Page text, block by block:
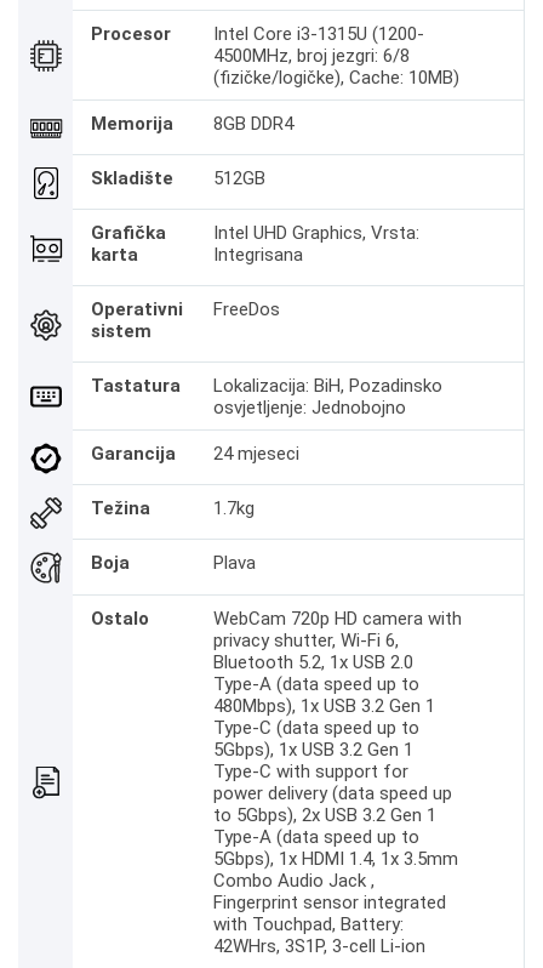
Procesor
Intel Core i3-1315U (1200-
4500MHz, broj jezgri: 6/8
(fizičke/logičke), Cache: 10MB)
Memorija 8GB DDR4
Skladište 512GB
Grafička
karta
Intel UHD Graphics, Vrsta:
Integrisana
Operativni
sistem
FreeDos
Tastatura
Lokalizacija: BiH, Pozadinsko
osvjetljenje: Jednobojno
Garancija 24 mjeseci
Težina 1.7kg
Boja Plava
Ostalo
WebCam 720p HD camera with
privacy shutter, Wi-Fi 6,
Bluetooth 5.2, 1x USB 2.0
Type-A (data speed up to
480Mbps), 1x USB 3.2 Gen 1
Type-C (data speed up to
5Gbps), 1x USB 3.2 Gen 1
Type-C with support for
power delivery (data speed up
to 5Gbps), 2x USB 3.2 Gen 1
Type-A (data speed up to
5Gbps), 1x HDMI 1.4, 1x 3.5mm
Combo Audio Jack ,
Fingerprint sensor integrated
with Touchpad, Battery:
42WHrs, 3S1P, 3-cell Li-ion